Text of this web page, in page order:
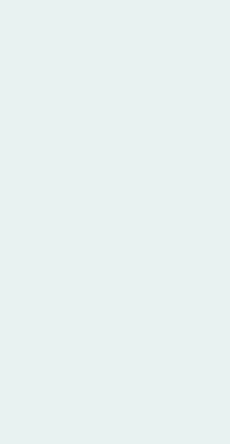
клиентского